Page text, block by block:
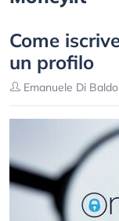
Come
un profilo
Emanuele Di Baldo